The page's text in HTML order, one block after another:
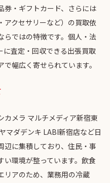
券・ギフトカード、さらには
アクセサリーなど）の買取依
らではの特徴です。個人・法
に査定・回収できる出張買取
幅広く寄せられています。
メラ マルチメディア新宿東
マダデンキ LABI新宿店など日
辺に集積しており、住民・事
環境が整っています。飲食
リアのため、業務用の冷蔵